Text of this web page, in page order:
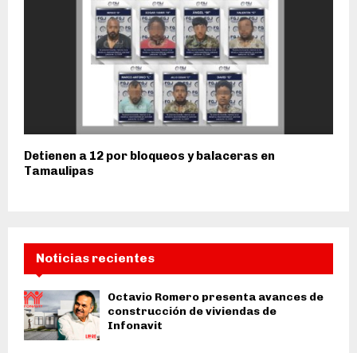
Detienen a 12 por bloqueos y balaceras en
Tamaulipas
Noticias recientes
Octavio Romero presenta avances de
construcción de viviendas de
Infonavit